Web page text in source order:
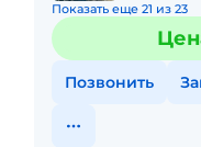
Показать еще 21 из 23
Позвонить